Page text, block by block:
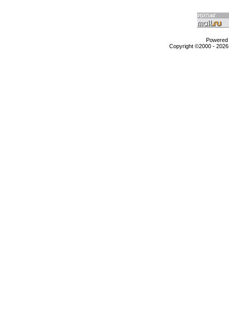
Copyright ©2000 -